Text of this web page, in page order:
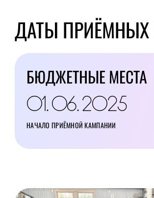
ДАТЫ
БЮДЖЕТНЫЕ МЕСТА
01 06 2025
НАЧАЛО ПРИЁМНОЙ КАМПАНИИ